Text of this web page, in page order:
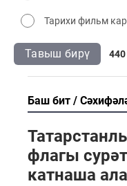
Тарихи фильм
Тавыш бирү 440
Баш бит
флагы
катнаша